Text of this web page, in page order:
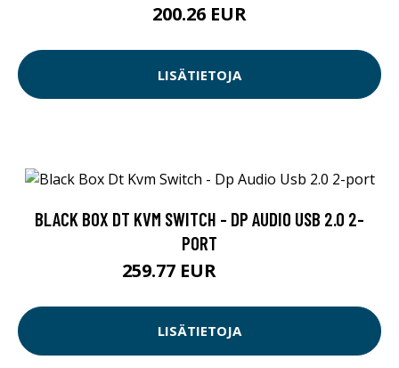
200.26 EUR
LISÄTIETOJA
BLACK BOX DT KVM SWITCH - DP AUDIO USB 2.0 2-
PORT
259.77 EUR
LISÄTIETOJA